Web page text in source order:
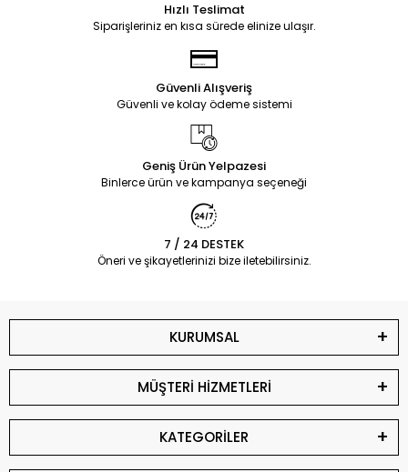
Hızlı Teslimat
Siparişleriniz en kısa sürede elinize ulaşır.
Güvenli Alışveriş
Güvenli ve kolay ödeme sistemi
Geniş Ürün Yelpazesi
Binlerce ürün ve kampanya seçeneği
7 / 24 DESTEK
Öneri ve şikayetlerinizi bize iletebilirsiniz.
KURUMSAL
MÜŞTERİ HİZMETLERİ
KATEGORİLER